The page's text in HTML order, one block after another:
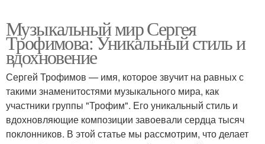
Музыкальный мир Сергея
Трофимова: Уникальный стиль и
вдохновение
Сергей Трофимов — имя, которое звучит на равных с
такими знаменитостями музыкального мира, как
участники группы "Трофим". Его уникальный стиль и
вдохновляющие композиции завоевали сердца тысяч
поклонников. В этой статье мы рассмотрим, что делает